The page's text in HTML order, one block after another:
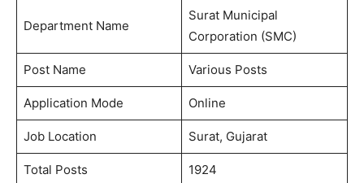
Department Name
Surat Municipal
Corporation (SMC)
Post Name Various Posts
Application Mode Online
Job Location Surat, Gujarat
Total Posts 1924